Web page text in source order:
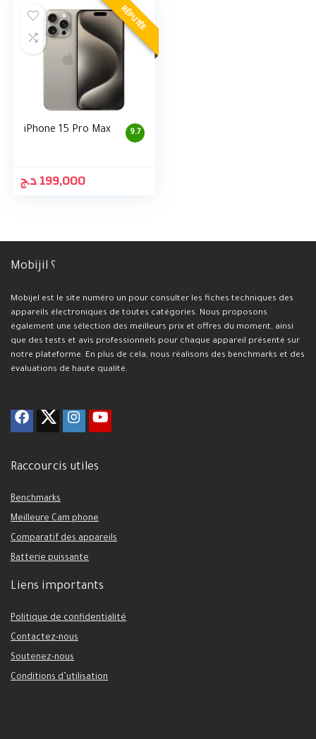
RÉPUTÉE
9.7
iPhone 15 Pro Max
199,000د.ج
Mobijil ؟
Mobijel est le site numéro un pour consulter les fiches techniques des
appareils électroniques de toutes catégories. Nous proposons
également une sélection des meilleurs prix et offres du moment, ainsi
que des tests et avis professionnels pour chaque appareil présenté sur
notre plateforme. En plus de cela, nous réalisons des benchmarks et des
évaluations de haute qualité.
Raccourcis utiles
Benchmarks
Meilleure Cam phone
Comparatif des appareils
Batterie puissante
Liens importants
Politique de confidentialité
Contactez-nous
Soutenez-nous
Conditions d’utilisation